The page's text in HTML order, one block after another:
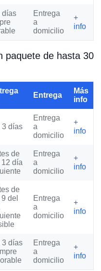
días
Entrega
a
domicilio
+
info
paquete de hasta 30
Entrega
Más
info
3 días
Entrega
a
domicilio
+
info
de
12 día
Entrega
a
domicilio
+
info
de
9 del
Entrega
a
domicilio
+
info
3 días
Entrega
a
domicilio
+
info